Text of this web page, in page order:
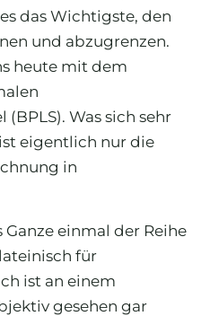
das Wichtigste, den
und abzugrenzen.
heute mit dem
Was sich sehr
eigentlich nur die
in
einmal der Reihe
für
ist an einem
gesehen gar